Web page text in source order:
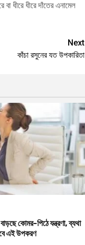
ধীরে ধীরে দাঁতের এনামেল
Next
কাঁচা রসুনের যত উপকারিতা
কোমর-পিঠে যন্ত্রণা, ব্যথা
এই উপকরণ